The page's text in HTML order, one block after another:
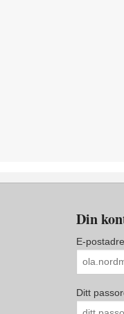
Din
E-
Ditt